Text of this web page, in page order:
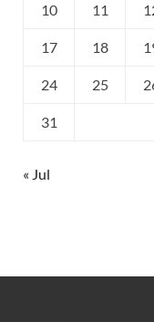
10 11
17 18
24 25
31
« Jul